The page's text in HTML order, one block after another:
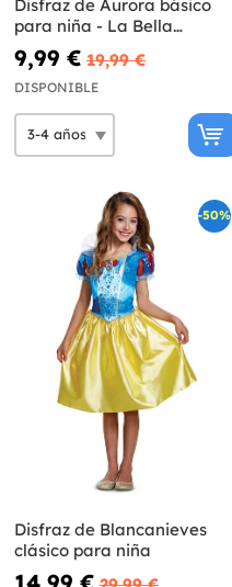
Disfraz de Aurora básico
para niña - La Bella
Durmiente
9,99 € 19,99 €
DISPONIBLE
-50%
Disfraz de Blancanieves
clásico para niña